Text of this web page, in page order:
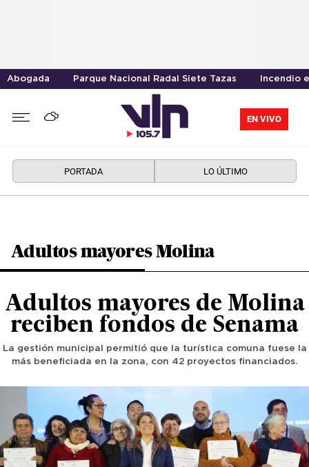
Abogada Parque Nacional Radal Siete Tazas Incendio
EN VIVO
PORTADA LO ÚLTIMO
Adultos mayores Molina
Adultos mayores de Molina
reciben fondos de Senama
La gestión municipal permitió que la turística comuna fuese la
más beneficiada en la zona, con 42 proyectos financiados.